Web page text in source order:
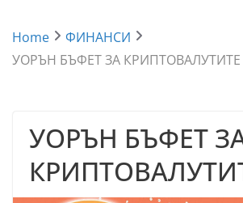
Home
ФИНАНСИ
УОРЪН БЪФЕТ ЗА КРИПТОВАЛУТИТЕ
УОРЪН БЪФЕТ